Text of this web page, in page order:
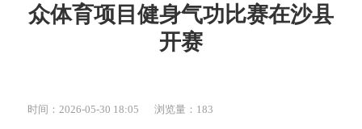
众体育项目健身气功比赛在沙县
开赛
时间：2026-05-30 18:05 浏览量：183